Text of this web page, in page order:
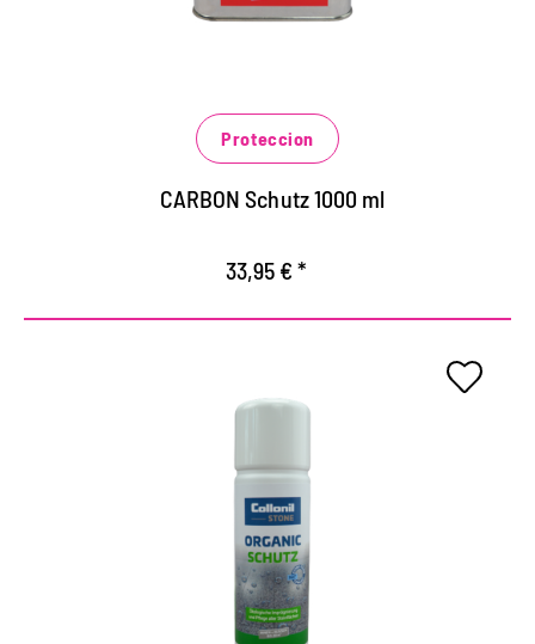
contaminación acuosa, grasienta y aceitosa.
Proteccion
CARBON Schutz 1000 ml
33,95 € *
Protección ecológica para
todas las piedras naturales y
artificiales.
Impermeabilización libre de solventes para todas